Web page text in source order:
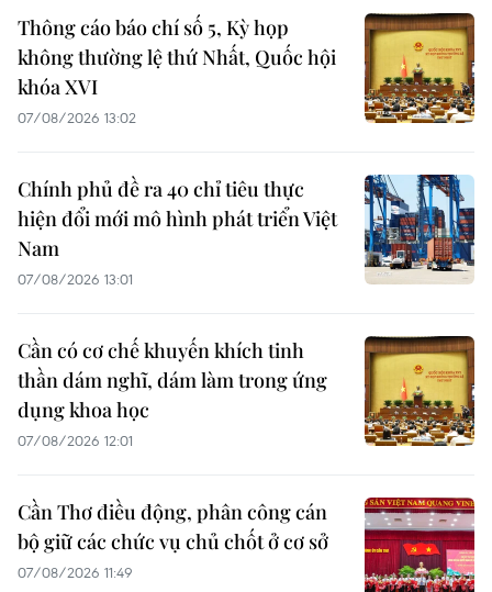
Thông cáo báo chí số 5, Kỳ họp
không thường lệ thứ Nhất, Quốc hội
khóa XVI
07/08/2026 13:02
Chính phủ đề ra 40 chỉ tiêu thực
hiện đổi mới mô hình phát triển Việt
Nam
07/08/2026 13:01
Cần có cơ chế khuyến khích tinh
thần dám nghĩ, dám làm trong ứng
dụng khoa học
07/08/2026 12:01
Cần Thơ điều động, phân công cán
bộ giữ các chức vụ chủ chốt ở cơ sở
07/08/2026 11:49